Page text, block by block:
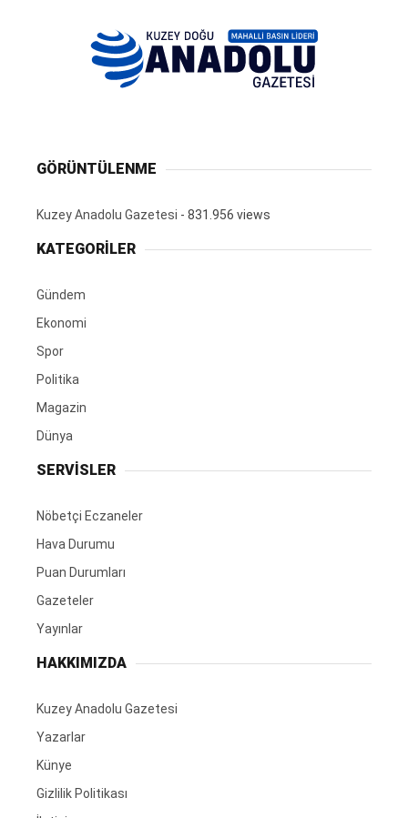
GÖRÜNTÜLENME
Kuzey Anadolu Gazetesi - 831.956 views
KATEGORİLER
Gündem
Ekonomi
Spor
Politika
Magazin
Dünya
SERVİSLER
Nöbetçi Eczaneler
Hava Durumu
Puan Durumları
Gazeteler
Yayınlar
HAKKIMIZDA
Kuzey Anadolu Gazetesi
Yazarlar
Künye
Gizlilik Politikası